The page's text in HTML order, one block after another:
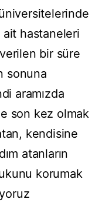
hastaneleri
bir süre
sonuna
aramızda
son kez olmak
kendisine
atanların
korumak